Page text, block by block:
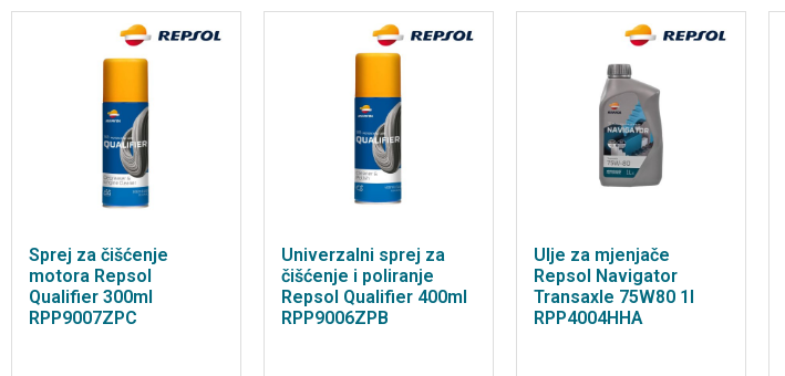
Sprej za čišćenje
motora Repsol
Qualifier 300ml
RPP9007ZPC
Univerzalni sprej za
čišćenje i poliranje
Repsol Qualifier 400ml
RPP9006ZPB
Ulje za mjenjače
Repsol Navigator
Transaxle 75W80 1l
RPP4004HHA